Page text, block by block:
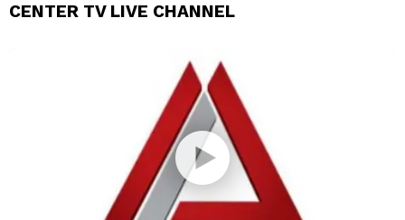
CENTER TV LIVE CHANNEL